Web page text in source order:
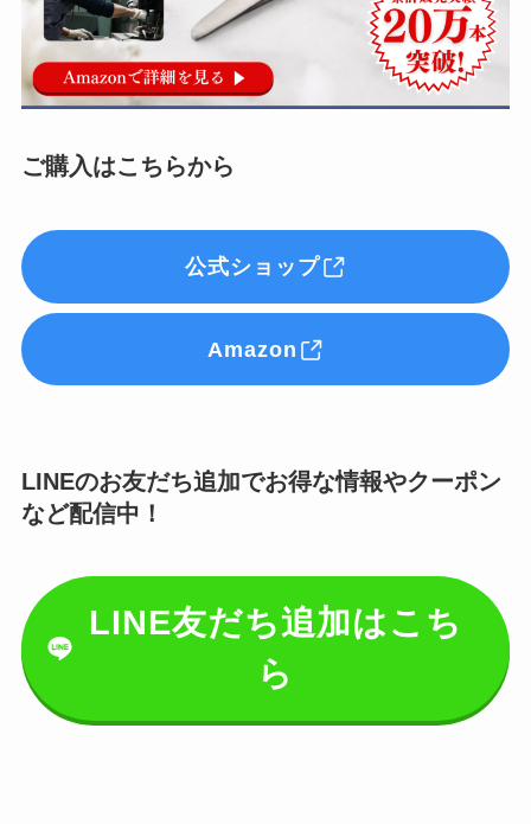
ご購入はこちらから
公式ショップ
Amazon
LINEのお友だち追加でお得な情報やクーポン
など配信中！
LINE友だち追加はこち
ら